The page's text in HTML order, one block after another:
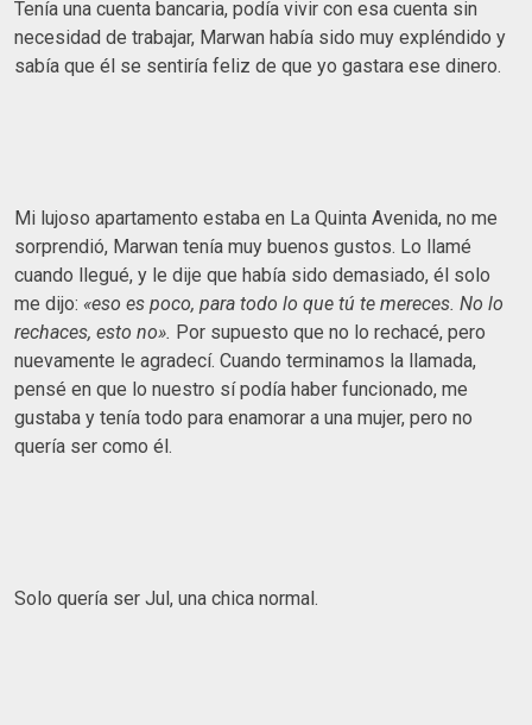
Tenía una cuenta bancaria, podía vivir con esa cuenta sin
necesidad de trabajar, Marwan había sido muy expléndido y
sabía que él se sentiría feliz de que yo gastara ese dinero.
Mi lujoso apartamento estaba en La Quinta Avenida, no me
sorprendió, Marwan tenía muy buenos gustos. Lo llamé
cuando llegué, y le dije que había sido demasiado, él solo
me dijo: «eso es poco, para todo lo que tú te mereces. No lo
rechaces, esto no». Por supuesto que no lo rechacé, pero
nuevamente le agradecí. Cuando terminamos la llamada,
pensé en que lo nuestro sí podía haber funcionado, me
gustaba y tenía todo para enamorar a una mujer, pero no
quería ser como él.
Solo quería ser Jul, una chica normal.